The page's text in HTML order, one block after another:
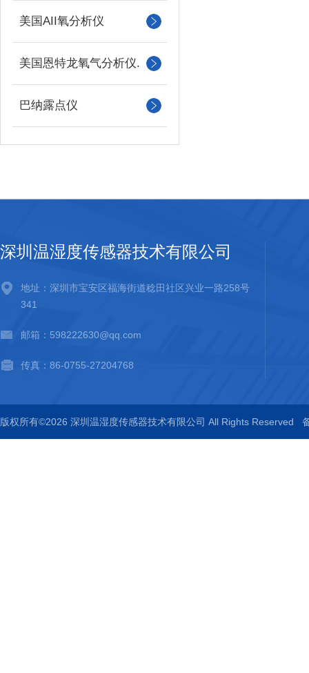
美国AII氧分析仪
美国恩特龙氧气分析仪.
巴纳露点仪
深圳温湿度传感器技术有限公司
地址：深圳市宝安区福海街道稔田社区兴业一路258号
341
邮箱：598222630@qq.com
传真：86-0755-27204768
版权所有©2026 深圳温湿度传感器技术有限公司 All Rights Reserved